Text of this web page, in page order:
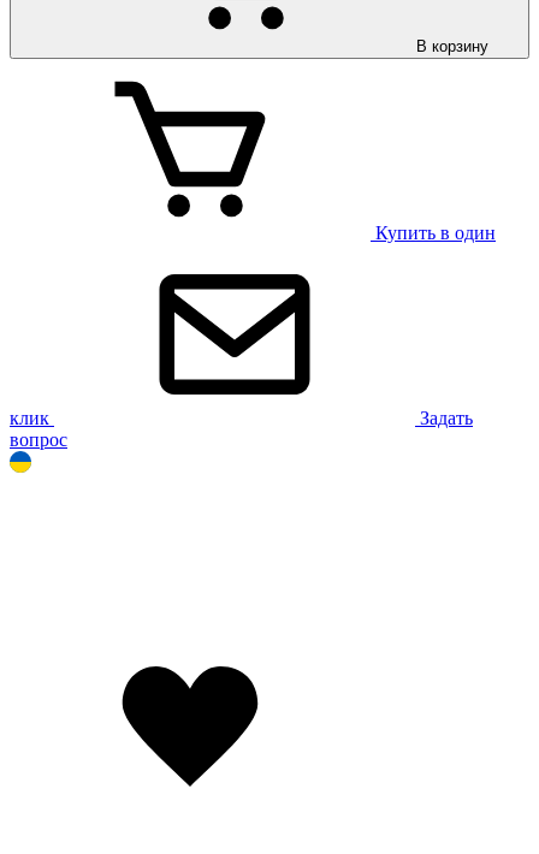
В корзину
Купить в один
клик
Задать
вопрос